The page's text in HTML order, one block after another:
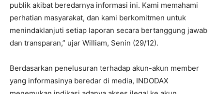
publik akibat beredarnya informasi ini. Kami memahami
perhatian masyarakat, dan kami berkomitmen untuk
menindaklanjuti setiap laporan secara bertanggung jawab
dan transparan,” ujar William, Senin (29/12).
Berdasarkan penelusuran terhadap akun-akun member
yang informasinya beredar di media, INDODAX